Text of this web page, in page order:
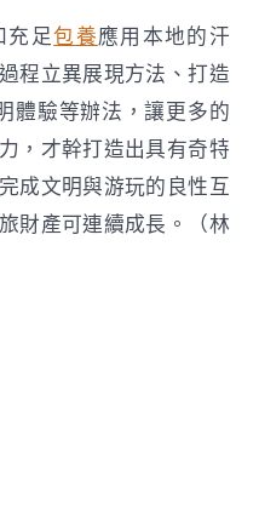
充足包養應用本地的汗
程立異展現方法、打造
體驗等辦法，讓更多的
，才幹打造出具有奇特
成文明與游玩的良性互
財產可連續成長。（林